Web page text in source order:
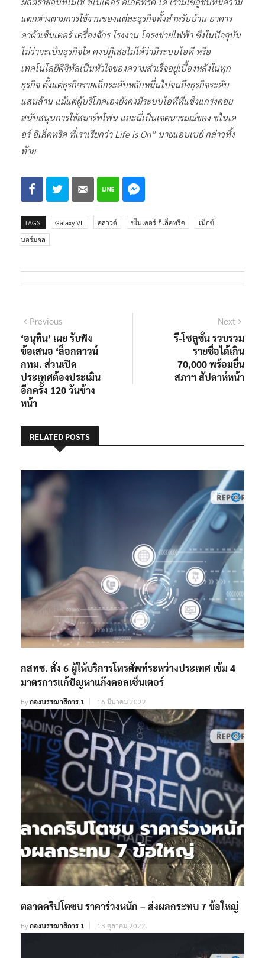
แตกต่างตามการใช้งานของแต่ละธุรกิจทั้งสำหรับบ้าน อาคาร
ดาต้าเซ็นเตอร์ เครื่องจักร โรงงาน โครงข่ายไฟฟ้า ซึ่งในปัจจุบัน
ไม่ว่าจะเป็นธุรกิจใด คงปฏิเสธไม่ได้ว่ามีระบบไอที หรือ
เทคโนโลยีดิจิทัลเป็นหัวใจของความสำเร็จอยู่เบื้องหลังในทุก
ธุรกิจ ตั้งแต่ธุรกิจรายเล็กระดับหลักหมื่นไปจนถึงธุรกิจระดับ
แสนล้าน แม้แต่ผู้บริโภคเองยังคงมีระบบไอทีที่แข็งแกร่งคอย
สนับสนุนการใช้สมาร์ทโฟน และนี่เป็นเจตนารมณ์ของ ชไนเด
อร์ อิเล็คทริค ที่เราเรียกว่า Life is On” นายแอบเบย์ กล่าวทิ้ง
ท้าย
TAGS: Galaxy VL คลาวด์ ชไนเดอร์ อิเล็คทริค
เน็กซ์
นอร์มอล
แนะแนว
เรื่อง
PreviousPrevious
post:
‘อนุทิน’ เผย รับฟัง
ข้อเสนอ ‘ล็อกดาวน์
กทม. ส่วนเปิด
ประเทศต้องประเมิน
อีกครั้ง 120 วันข้าง
หน้า
Next
รี-โซลูชั่น รวบรวม
รายชื่อได้เกิน
70,000 พร้อมยื่น
สภาฯ สัปดาห์หน้า
RELATED POSTS
กสทช. สั่ง 6 ผู้ให้บริการโทรศัพท์ระหว่างประเทศ เข้ม 4
มาตรการแก้ปัญหาแก๊งคอลเซ็นเตอร์
Byกองบรรณาธิการ 1 16 มีนาคม 2022
ตลาดคริปโตซบ ราคาร่วงหนัก – ส่งผลกระทบ 7 ข้อใหญ่
Byกองบรรณาธิการ 1 13 ตุลาคม 2022